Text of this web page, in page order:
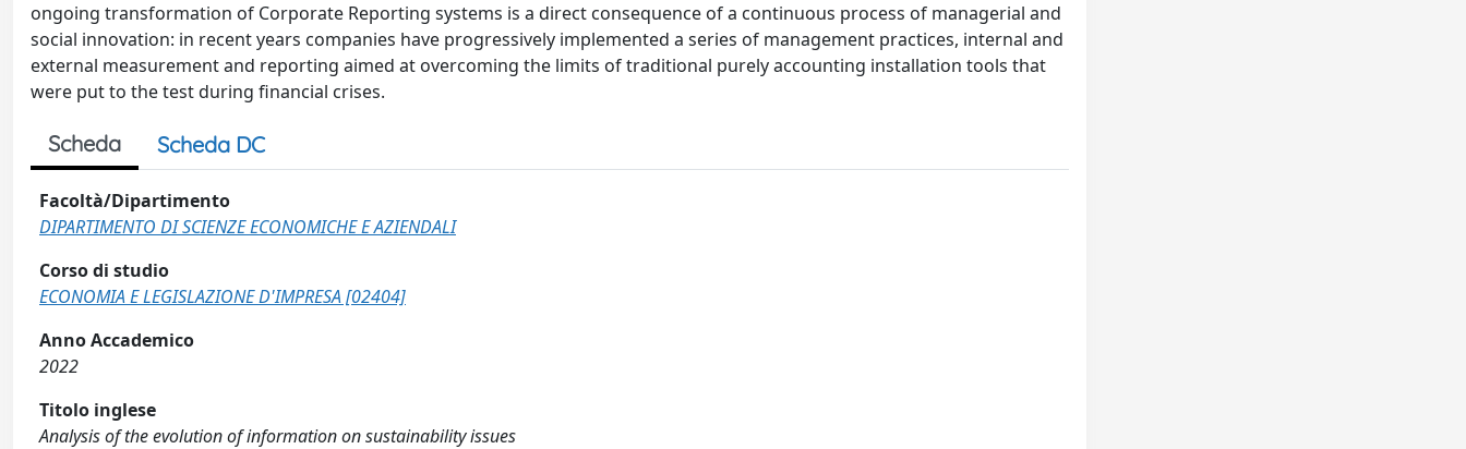
ongoing transformation of Corporate Reporting systems is a direct consequence of a continuous process of managerial and
social innovation: in recent years companies have progressively implemented a series of management practices, internal and
external measurement and reporting aimed at overcoming the limits of traditional purely accounting installation tools that
were put to the test during financial crises.
Scheda Scheda DC
Facoltà/Dipartimento
DIPARTIMENTO DI SCIENZE ECONOMICHE E AZIENDALI
Corso di studio
ECONOMIA E LEGISLAZIONE D'IMPRESA [02404]
Anno Accademico
2022
Titolo inglese
Analysis of the evolution of information on sustainability issues